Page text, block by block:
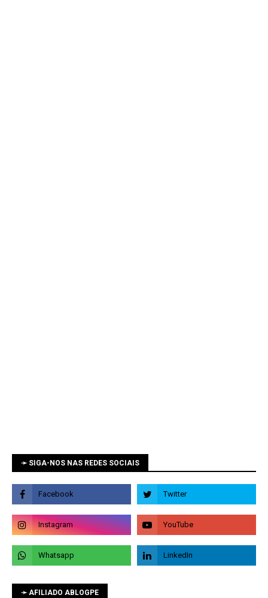
➛ SIGA-NOS NAS REDES SOCIAIS
➛ AFILIADO ABLOGPE